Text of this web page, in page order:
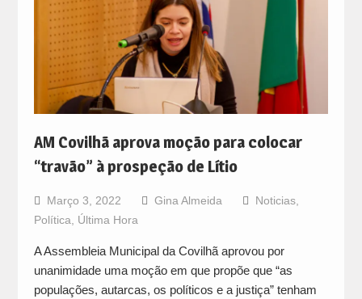
AM Covilhã aprova moção para colocar
“travão” à prospeção de Lítio
Março 3, 2022 Gina Almeida Noticias,
Política
Última Hora
A Assembleia Municipal da Covilhã aprovou por
unanimidade uma moção em que propõe que “as
populações, autarcas, os políticos e a justiça” tenham